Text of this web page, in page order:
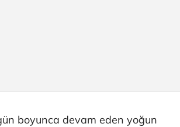
boyunca devam eden yoğun